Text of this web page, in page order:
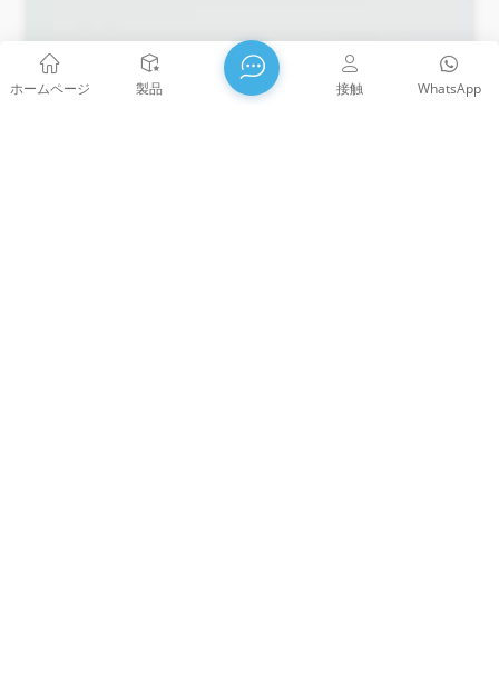
ホームページ 製品 WhatsApp
接触